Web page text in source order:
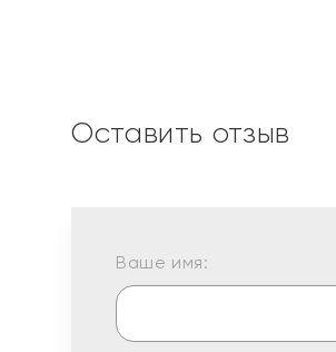
Оставить отзыв
Ваше имя: